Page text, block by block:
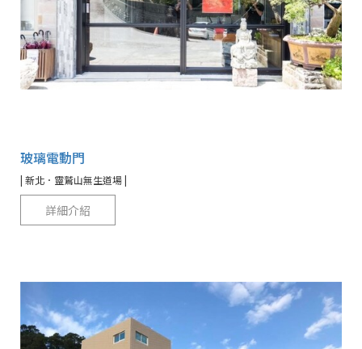
玻璃電動門
| 新北．靈鷲山無生道場 |
詳細介紹